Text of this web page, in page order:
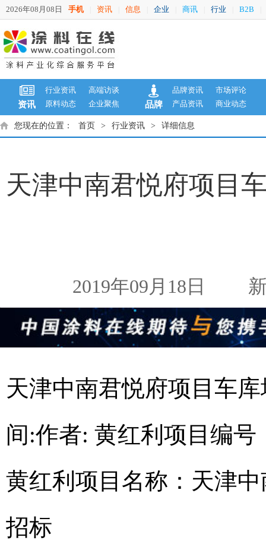
2026年08月08日 手机 资讯 信息 企业 商讯 行业 B2B
资讯
行业资讯
高端访谈
原料动态
企业聚焦 品牌
品牌资讯
市场评论
产品资讯
商业动态
您现在的位置： 首页 > 行业资讯 > 详细信息
天津中南君悦府项目
2019年09月18日 新
天津中南君悦府项目车
间:作者: 黄红利项目编号
黄红利项目名称：天津
招标